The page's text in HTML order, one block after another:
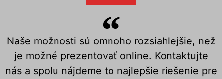
Naše možnosti sú omnoho rozsiahlejšie, než
je možné prezentovať online. Kontaktujte
nás a spolu nájdeme to najlepšie riešenie pre